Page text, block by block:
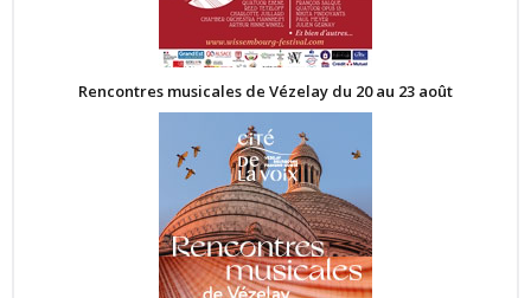
Rencontres musicales de Vézelay du 20 au 23 août